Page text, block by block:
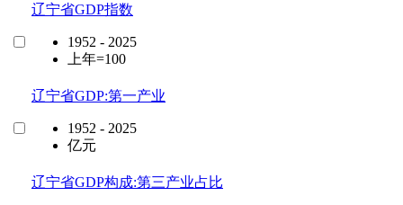
辽宁省GDP指数
1952 - 2025
上年=100
辽宁省GDP:第一产业
1952 - 2025
亿元
辽宁省GDP构成:第三产业占比